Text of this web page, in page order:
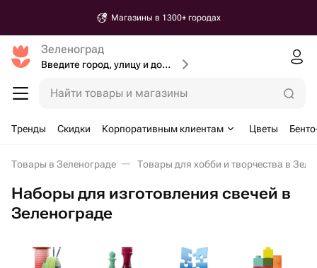
Магазины в 1300+ городах
Зеленоград
Введите город, улицу и дом доставки
Найти товары и магазины
Тренды Скидки Корпоративным клиентам Цветы
Товары в Зеленограде Товары для хобби и творчества в
Наборы для изготовления свечей в
Зеленограде